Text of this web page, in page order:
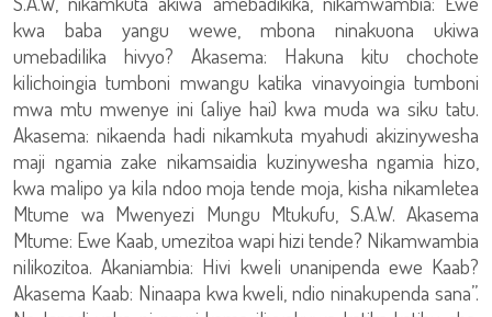
kwa baba yangu wewe, mbona ninakuona ukiwa
umebadilika hivyo? Akasema: Hakuna kitu chochote
kilichoingia tumboni mwangu katika vinavyoingia tumboni
mwa mtu mwenye ini (aliye hai) kwa muda wa siku tatu.
Akasema: nikaenda hadi nikamkuta myahudi akizinywesha
maji ngamia zake nikamsaidia kuzinywesha ngamia hizo,
kwa malipo ya kila ndoo moja tende moja, kisha nikamletea
Mtume wa Mwenyezi Mungu Mtukufu, S.A.W. Akasema
Mtume: Ewe Kaab, umezitoa wapi hizi tende? Nikamwambia
nilikozitoa. Akaniambia: Hivi kweli unanipenda ewe Kaab?
Akasema Kaab: Ninaapa kwa kweli, ndio ninakupenda sana”.